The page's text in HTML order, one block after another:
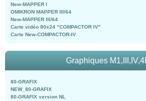
New-MAPPER I
OMIKRON MAPPER III/64
New-MAPPER III/64
Carte vidéo 80x24 "COMPACTOR IV"
Carte New-COMPACTOR-IV
Graphiques
80-GRAFIX
NEW_80-GRAFIX
80-GRAFIX version NL